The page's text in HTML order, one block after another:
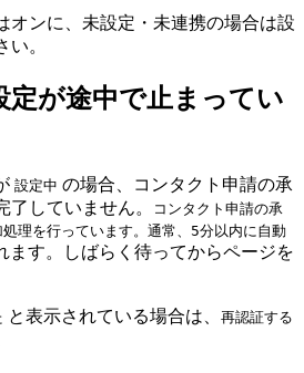
オンに、未設定・未連携の場合は設
。
定が途中で止まってい
設定中 の場合、コンタクト申請の承
していません。
コンタクト申請の承
理を行っています。通常、5分以内に自動
ます。しばらく待ってからページを
と表示されている場合は、 再認証する